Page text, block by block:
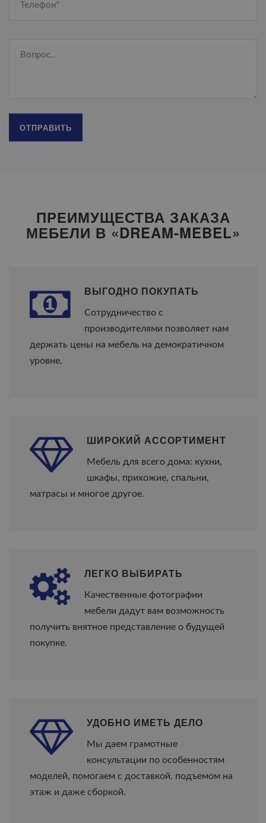
ПРЕИМУЩЕСТВА ЗАКАЗА
МЕБЕЛИ В «DREAM-MEBEL»
ВЫГОДНО ПОКУПАТЬ
Cотрудничество с
производителями позволяет нам
держать цены на мебель на демократичном
уровне.
ШИРОКИЙ АССОРТИМЕНТ
Мебель для всего дома: кухни,
шкафы, прихожие, спальни,
матрасы и многое другое.
ЛЕГКО ВЫБИРАТЬ
Качественные фотографии
мебели дадут вам возможность
получить внятное представление о будущей
покупке.
УДОБНО ИМЕТЬ ДЕЛО
Мы даем грамотные
консультации по особенностям
моделей, помогаем с доставкой, подъемом на
этаж и даже сборкой.